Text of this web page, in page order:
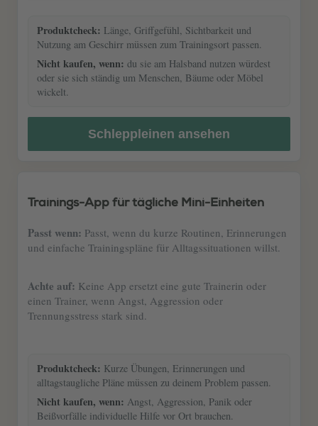
Produktcheck: Länge, Griffgefühl, Sichtbarkeit und
Nutzung am Geschirr müssen zum Trainingsort passen.
Nicht kaufen, wenn: du sie am Halsband nutzen würdest
oder sie sich ständig um Menschen, Bäume oder Möbel
wickelt.
Schleppleinen ansehen
Trainings-App für tägliche Mini-Einheiten
Passt wenn: Passt, wenn du kurze Routinen, Erinnerungen
und einfache Trainingspläne für Alltagssituationen willst.
Achte auf: Keine App ersetzt eine gute Trainerin oder
einen Trainer, wenn Angst, Aggression oder
Trennungsstress stark sind.
Produktcheck: Kurze Übungen, Erinnerungen und
alltagstaugliche Pläne müssen zu deinem Problem passen.
Nicht kaufen, wenn: Angst, Aggression, Panik oder
Beißvorfälle individuelle Hilfe vor Ort brauchen.